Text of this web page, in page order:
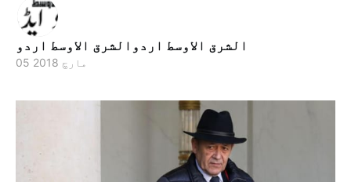
الشرق الاوسط اردوالشرق الاوسط اردو
05 مارچ 2018